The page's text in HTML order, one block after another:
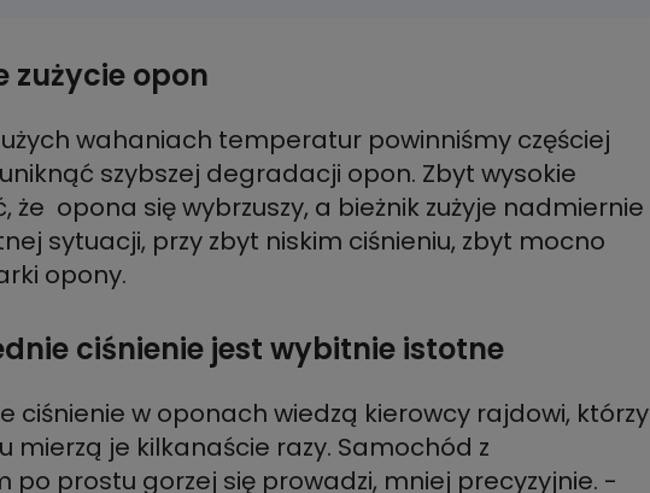
zużycie opon
wahaniach temperatur powinniśmy częściej
szybszej degradacji opon. Zbyt wysokie
że opona się wybrzuszy, a bieżnik zużyje nadmiernie
sytuacji, przy zbyt niskim ciśnieniu, zbyt mocno
opony.
ciśnienie jest wybitnie istotne
ciśnienie w oponach wiedzą kierowcy rajdowi, którzy
mierzą je kilkanaście razy. Samochód z
po prostu gorzej się prowadzi, mniej precyzyjnie. -